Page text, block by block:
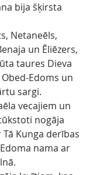
bija šķirsta
Netaneēls,
un Ēliēzers,
taures Dieva
Edoms un
sargi.
vecajiem un
nogāja
Kunga derības
nama ar